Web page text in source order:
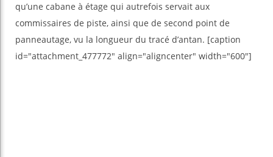
qu’une cabane à étage qui autrefois servait aux
commissaires de piste, ainsi que de second point de
panneautage, vu la longueur du tracé d’antan. [caption
id="attachment_477772" align="aligncenter" width="600"]